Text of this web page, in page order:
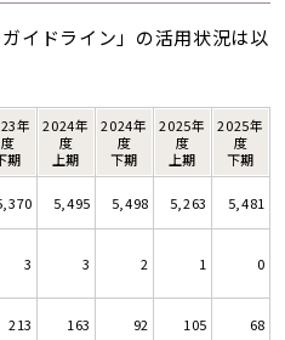
イドライン」の活用状況は以
年
度
期
2024年
度
上期
2024年
度
下期
2025年
度
上期
2025年
度
下期
5,495 5,498 5,263 5,481
3 3 2 1 0
213 163 92 105 68